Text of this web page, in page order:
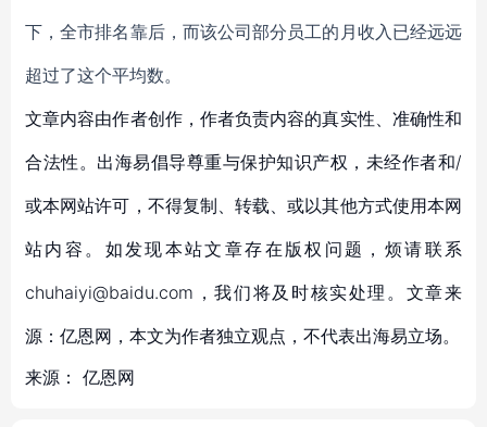
下，全市排名靠后，而该公司部分员工的月收入已经远远
超过了这个平均数。
文章内容由作者创作，作者负责内容的真实性、准确性和
合法性。出海易倡导尊重与保护知识产权，未经作者和/
或本网站许可，不得复制、转载、或以其他方式使用本网
站内容。如发现本站文章存在版权问题，烦请联系
chuhaiyi@baidu.com，我们将及时核实处理。文章来
源：亿恩网，本文为作者独立观点，不代表出海易立场。
来源： 亿恩网